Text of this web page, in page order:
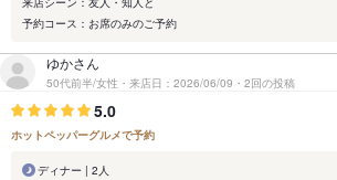
予約コース：お席のみのご予約
ゆかさん
50代前半/女性・来店日：2026/06/09・2回の投稿
5.0
ホットペッパーグルメで予約
ディナー | 2人